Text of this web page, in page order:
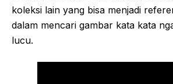
koleksi lain yang bisa menjadi
dalam mencari gambar kata kata
lucu.